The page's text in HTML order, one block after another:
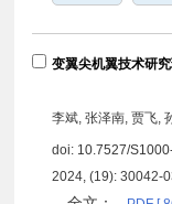
变翼尖机翼技术研
李斌, 张泽南, 贾飞,
doi: 10.7527/
2024, (19): 30042-